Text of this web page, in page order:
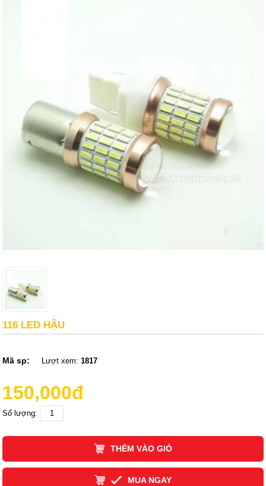
116 LED HẬU
Mã sp: Lượt xem:1817
150,000đ
Số lượng:
THÊM VÀO GIỎ
MUA NGAY